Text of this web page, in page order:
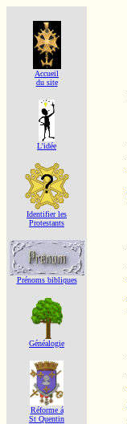
Accueil
du site
L'idée
Identifier les
Protestants
Prénoms bibliques
Généalogie
Réforme á
St Quentin